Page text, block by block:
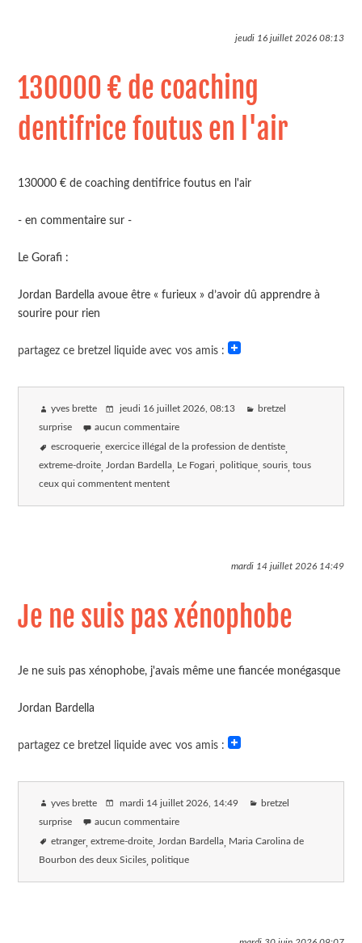
jeudi 16 juillet 202608:13
130000 € de coaching
dentifrice foutus en l'air
130000 € de coaching dentifrice foutus en l'air
- en commentaire sur -
Le Gorafi :
Jordan Bardella avoue être « furieux » d’avoir dû apprendre à
sourire pour rien⁠
partagez ce bretzel liquide avec vos amis :
yves brette jeudi 16 juillet 2026 , 08:13 bretzel
surprise aucun commentaire
escroquerie exercice illégal de la profession de dentiste
extreme-droite Jordan Bardella Le Fogari politique souris tous
ceux qui commentent mentent
mardi 14 juillet 202614:49
Je ne suis pas xénophobe
Je ne suis pas xénophobe, j'avais même une fiancée monégasque
Jordan Bardella
partagez ce bretzel liquide avec vos amis :
yves brette mardi 14 juillet 2026 , 14:49 bretzel
surprise aucun commentaire
etranger extreme-droite Jordan Bardella Maria Carolina de
Bourbon des deux Siciles politique